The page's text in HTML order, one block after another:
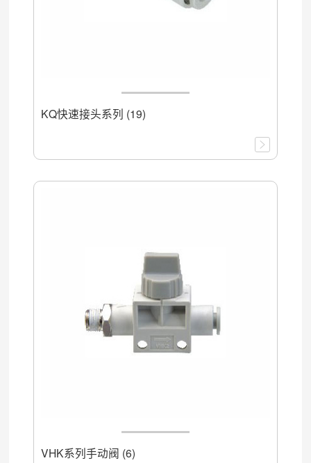
KQ快速接头系列 (19)
VHK系列手动阀 (6)